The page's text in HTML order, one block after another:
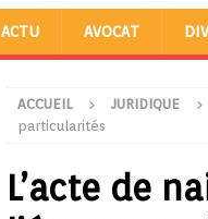
ACTU AVOCAT
ACCUEIL JURIDIQUE
particularités
L’acte de